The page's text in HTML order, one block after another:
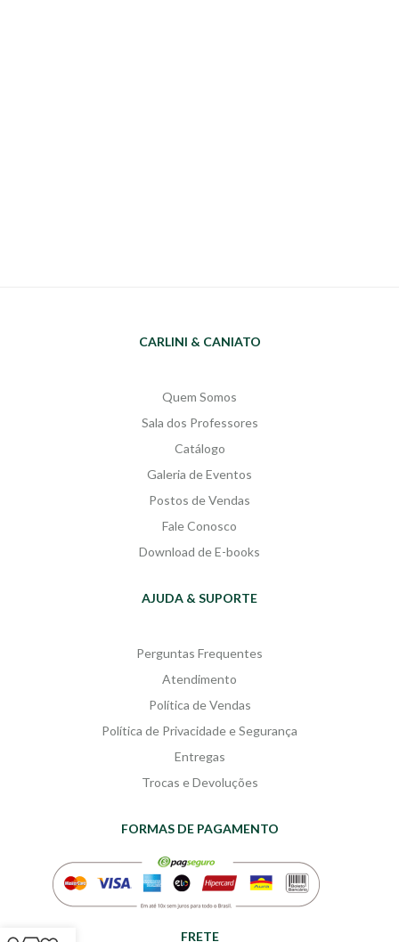
CARLINI & CANIATO
Quem Somos
Sala dos Professores
Catálogo
Galeria de Eventos
Postos de Vendas
Fale Conosco
Download de E-books
AJUDA & SUPORTE
Perguntas Frequentes
Atendimento
Política de Vendas
Política de Privacidade e Segurança
Entregas
Trocas e Devoluções
FORMAS DE PAGAMENTO
FRETE